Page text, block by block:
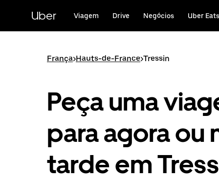
conteúdo
Uber Viagem Drive Negócios Uber Eats
França>Hauts-de-France>Tressin
Peça uma
para agora ou
tarde em